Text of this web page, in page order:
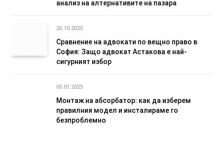
анализ на алтернативите на пазара
26.10.2025
Сравнение на адвокати по вещно право в
София: Защо адвокат Астакова е най-
сигурният избор
05.01.2025
Монтаж на абсорбатор: как да изберем
правилния модел и инсталираме го
безпроблемно